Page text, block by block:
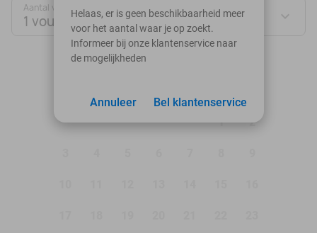
Aantal vouchers:
1 voucher
augustus 2026
1 2
Helaas, er is geen beschikbaarheid meer
voor het aantal waar je op zoekt.
Informeer bij onze klantenservice naar
de mogelijkheden
Bel klantenservice
Annuleer